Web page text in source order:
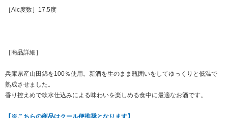
［Alc度数］17.5度
［商品詳細］
兵庫県産山田錦を100％使用。新酒を生のまま瓶囲いをしてゆっくりと低温で
熟成させました。
香り控えめで軟水仕込みによる味わいを楽しめる食中に最適なお酒です。
【※こちらの商品はクール便推奨となります】